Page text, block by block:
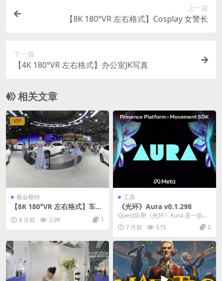
上一篇
【8K 180°VR 左右格式】Cosplay 女警长
下一篇
【4K 180°VR 左右格式】办公室JK写真
相关文章
VIP
展会模特
【8K 180°VR 左右格式】车展
8 月前 2.9K 1
工具
《光环》Aura v0.1.298
Quest应用《光环》Aura 是一款由
Meta公司发布、专注于展示高端VR
面部...7 月前 615 0